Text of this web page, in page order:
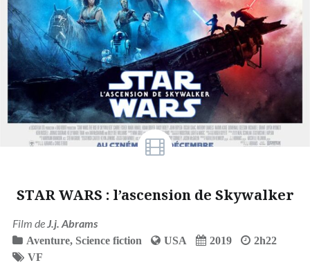
STAR WARS : l’ascension de Skywalker
Film deJ.j. Abrams
Aventure, Science fiction USA 2019
2h22
VF